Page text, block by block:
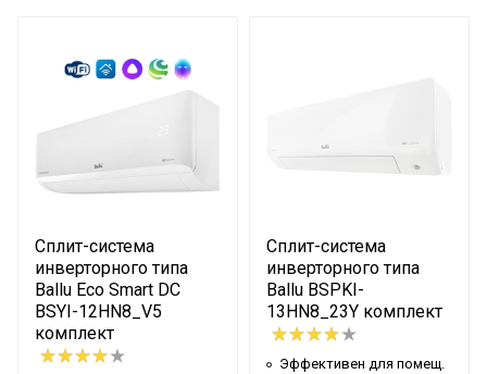
охлаждения
Хладагент
Номинальная
производительность
Номинальная
производительность
обогрева
2.3 кВт
Макс.
производительность
2,8 кВт
Сплит-система
инверторного типа
Ballu Eco Smart DC
BSYI-12HN8_V5
комплект
Сплит-система
инверторного типа
Ballu BSPKI-
13HN8_23Y комплект
Эффективен для помещ.